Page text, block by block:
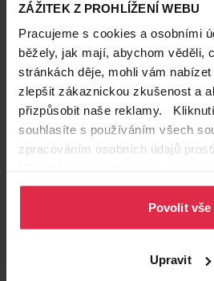
ZÁŽITEK Z PROHLÍŽENÍ WEBU
Pracujeme s cookies a osobními
běžely, jak mají, abychom věděli,
stránkách děje, mohli vám
zlepšit zákaznickou zkušenost a
přizpůsobit naše reklamy.
souhlasíte s používáním všech
zpracováním osobních údajů
osobních údajů.
Povolit vše
Upravit
Zdroj foto: Fotolia
Autor: Anna Adlerová
Zařazeno pod těmito
účesy vlasy Toni&Guy
Expert: Kateřina Janouchová
Podobné články
Více článků
Teta prodejny a služby